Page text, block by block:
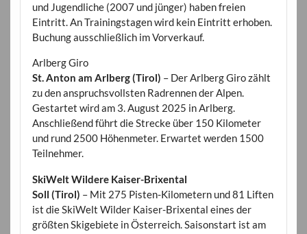
und Jugendliche (2007 und jünger) haben freien
Eintritt. An Trainingstagen wird kein Eintritt erhoben.
Buchung ausschließlich im Vorverkauf.
Arlberg Giro
St. Anton am Arlberg (Tirol) – Der Arlberg Giro zählt
zu den anspruchsvollsten Radrennen der Alpen.
Gestartet wird am 3. August 2025 in Arlberg.
Anschließend führt die Strecke über 150 Kilometer
und rund 2500 Höhenmeter. Erwartet werden 1500
Teilnehmer.
SkiWelt Wildere Kaiser-Brixental
Soll (Tirol) – Mit 275 Pisten-Kilometern und 81 Liften
ist die SkiWelt Wilder Kaiser-Brixental eines der
größten Skigebiete in Österreich. Saisonstart ist am